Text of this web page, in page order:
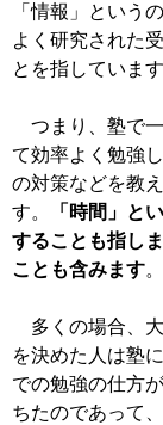
「情報」という
よく研究された
とを指しています
つまり、塾で
て効率よく勉強
の対策などを教
す。
「時間」と
することも指し
ことも含みます。
多くの場合、
を決めた人は塾
での勉強の仕方
ちたのであって